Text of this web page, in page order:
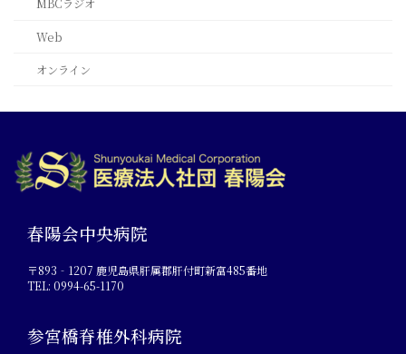
MBCラジオ
Web
オンライン
春陽会中央病院
〒893‐1207 鹿児島県肝属郡肝付町新富485番地
TEL: 0994-65-1170
参宮橋脊椎外科病院